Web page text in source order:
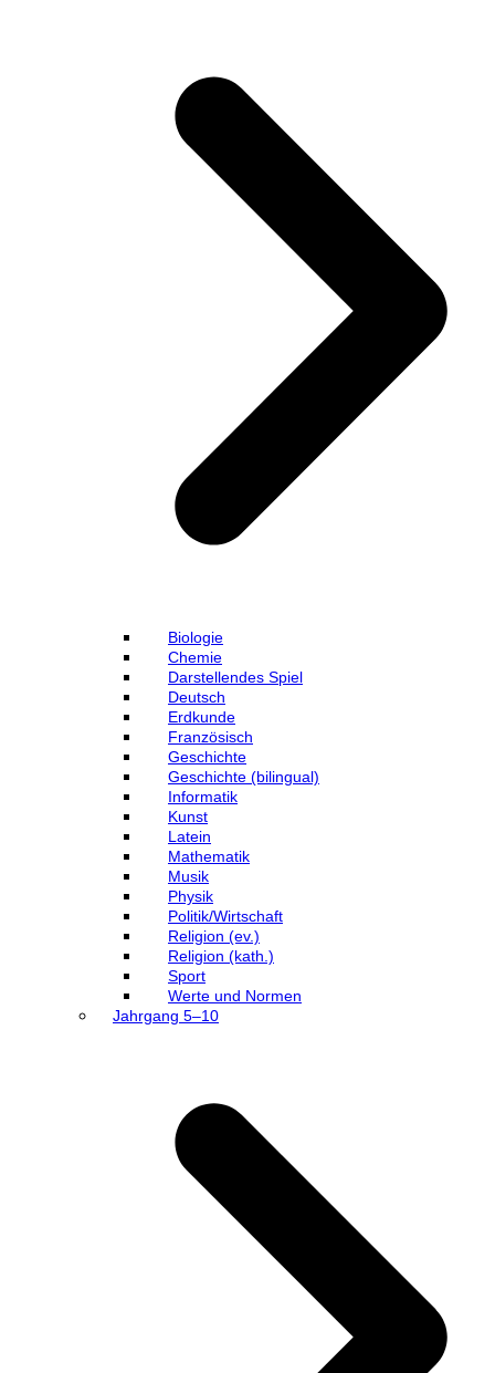
Biologie
Chemie
Darstellendes Spiel
Deutsch
Erdkunde
Französisch
Geschichte
Geschichte (bilingual)
Informatik
Kunst
Latein
Mathematik
Musik
Physik
Politik/Wirtschaft
Religion (ev.)
Religion (kath.)
Sport
Werte und Normen
Jahrgang 5–10